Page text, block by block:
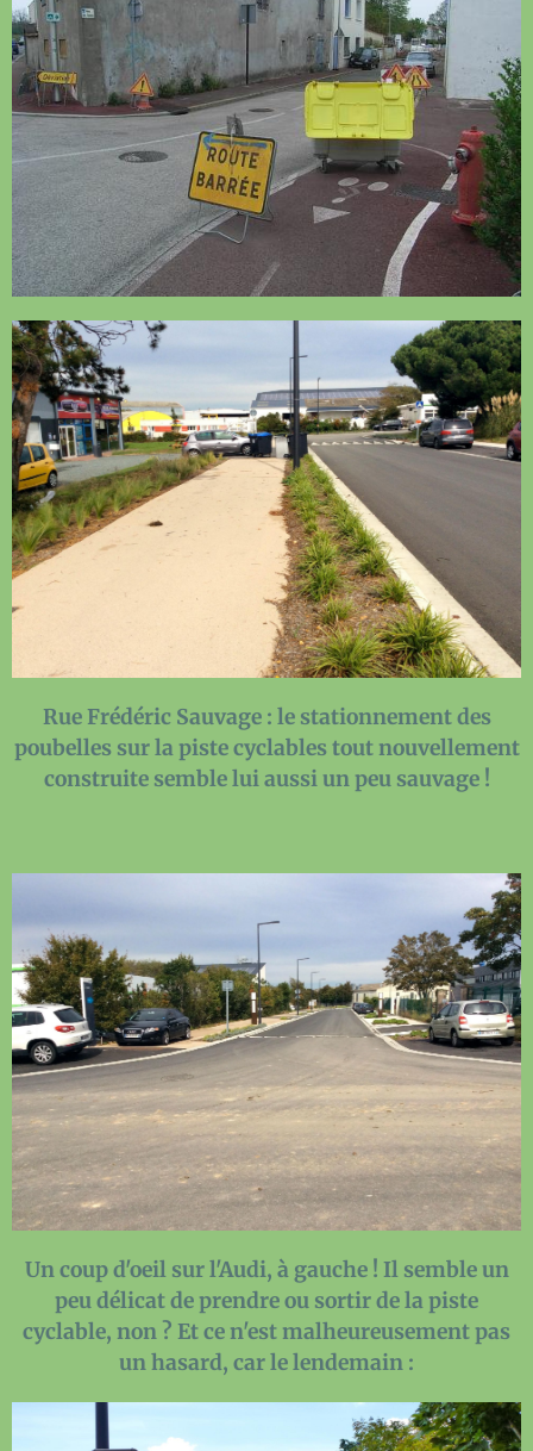
Rue Frédéric Sauvage: le stationnement des
poubelles sur la piste cyclables tout nouvellement
construite semble lui aussi un peu sauvage !
Un coup d'oeil sur l'Audi, à gauche ! Il semble un
peu délicat de prendre ou sortir de la piste
cyclable, non ? Et ce n'est malheureusement pas
un hasard, car le lendemain :